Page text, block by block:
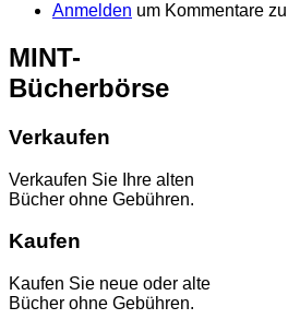
Anmelden um Kommentare
MINT-
Bücherbörse
Verkaufen
Verkaufen Sie Ihre alten
Bücher ohne Gebühren.
Kaufen
Kaufen Sie neue oder alte
Bücher ohne Gebühren.